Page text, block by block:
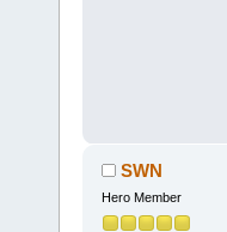
SWN
Hero Member